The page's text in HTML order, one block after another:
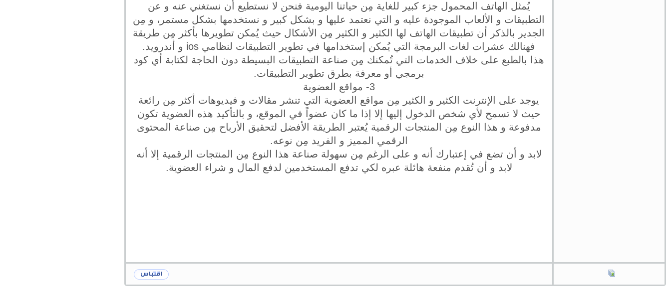
يُمثل الهاتف المحمول جزء كبير للغاية مِن حياتنا اليومية فنحن لا نستطيع أن نستغني عنه و عن
التطبيقات و الألعاب الموجودة عليه و التي نعتمد عليها و بشكل كبير و نستخدمها بشكل مستمر، و مِن
الجدير بالذكر أن تطبيقات الهاتف لها الكثير و الكثير مِن الأشكال حيث يُمكن تطويرها بأكثر مِن طريقة
فهنالك عشرات لغات البرمجة التي يُمكن إستخدامها في تطوير التطبيقات لنظامي ios و أندرويد.
هذا بالطبع على خلاف الخدمات التي تُمكنك مِن صناعة التطبيقات البسيطة دون الحاجة لكتابة أي كود
برمجي أو معرفة بطرق تطوير التطبيقات.
3- مواقع العضوية
يوجد على الإنترنت الكثير و الكثير مِن مواقع العضوية التي تنشر مقالات و فيديوهات أكثر مِن رائعة
حيث لا تسمح لأي شخص الدخول إليها إلا إذا ما كان عضواً في الموقع، و بالتأكيد هذه العضوية تكون
مدفوعة و هذا النوع مِن المنتجات الرقمية يُعتبر الطريقة الأفضل لتحقيق الأرباح مِن صناعة المحتوى
الرقمي المميز و الفريد مِن نوعه.
لابد و أن تضع في إعتبارك أنه و على الرغم مِن سهولة صناعة هذا النوع مِن المنتجات الرقمية إلا أنه
لابد و أن تُقدم منفعة هائلة عبره لكي تدفع المستخدمين لدفع المال و شراء العضوية.